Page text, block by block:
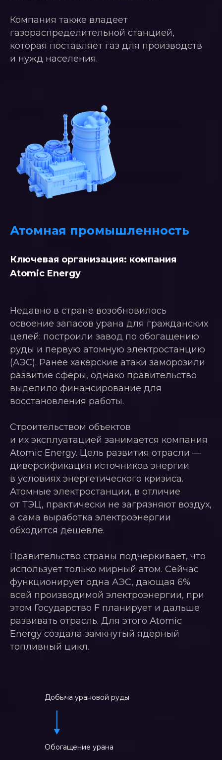
Компания также владеет
газораспределительной станцией,
которая поставляет газ для производств
и нужд населения.
Атомная промышленность
Ключевая организация: компания
Atomic Energy
Недавно в стране возобновилось
освоение запасов урана для гражданских
целей: построили завод по обогащению
руды и первую атомную электростанцию
(АЭС). Ранее хакерские атаки заморозили
развитие сферы, однако правительство
выделило финансирование для
восстановления работы.
Строительством объектов
и их эксплуатацией занимается компания
Atomic Energy. Цель развития отрасли —
диверсификация источников энергии
в условиях энергетического кризиса.
Атомные электростанции, в отличие
от ТЭЦ, практически не загрязняют воздух,
а сама выработка электроэнергии
обходится дешевле.
Правительство страны подчеркивает, что
использует только мирный атом. Сейчас
функционирует одна АЭС, дающая 6%
всей производимой электроэнергии, при
этом Государство F планирует и дальше
развивать отрасль. Для этого Atomic
Energy создала замкнутый ядерный
топливный цикл.
Добыча урановой руды
Обогащение урана